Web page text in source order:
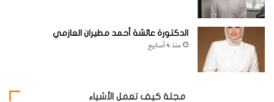
الدكتورة عائشة أحمد مطيران العازمي
منذ 4 أسابيع
مجلة كيف تعمل الأشياء